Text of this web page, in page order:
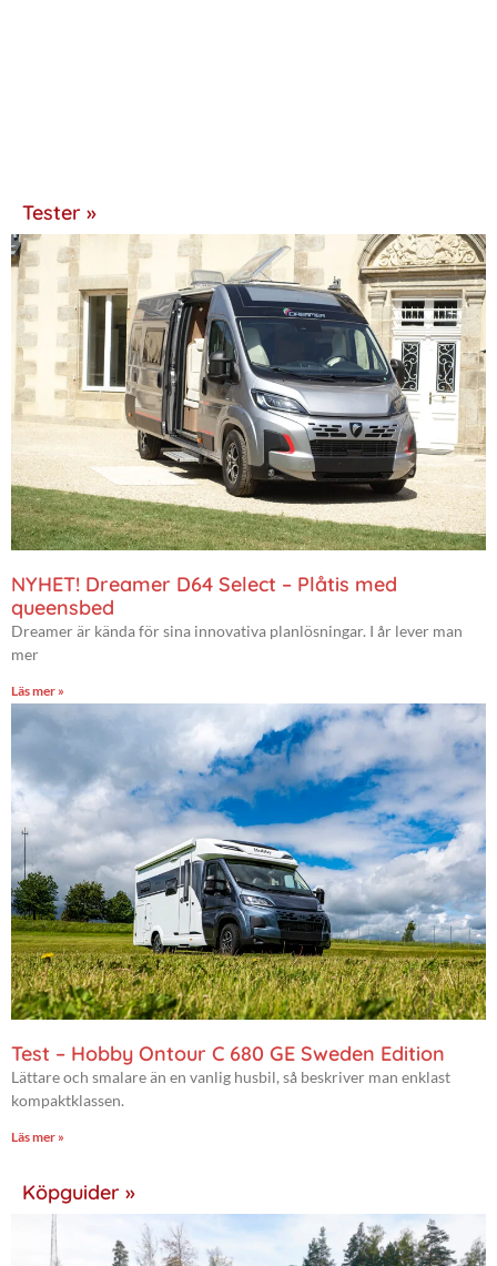
Tester »
NYHET! Dreamer D64 Select – Plåtis med
queensbed
Dreamer är kända för sina innovativa planlösningar. I år lever man
mer
Läs mer »
Test – Hobby Ontour C 680 GE Sweden Edition
Lättare och smalare än en vanlig husbil, så beskriver man enklast
kompaktklassen.
Läs mer »
Köpguider »